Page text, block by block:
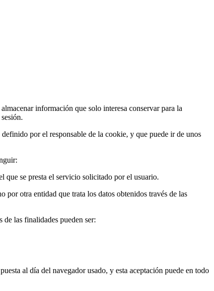
información que solo interesa conservar para la
por el responsable de la cookie, y que puede ir de unos
que se presta el servicio solicitado por el usuario.
por otra entidad que trata los datos obtenidos través de las
de las finalidades pueden ser:
al día del navegador usado, y esta aceptación puede en todo